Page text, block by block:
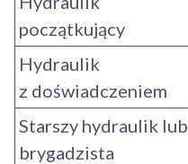
początkujący
Hydraulik
z doświadczeniem
Starszy hydraulik lub
brygadzista